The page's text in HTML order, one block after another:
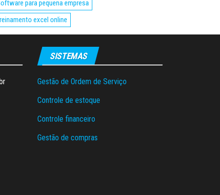
para pequena empresa
excel online
SISTEMAS
Gestão de Ordem de Serviço
Controle de estoque
Controle financeiro
Gestão de compras